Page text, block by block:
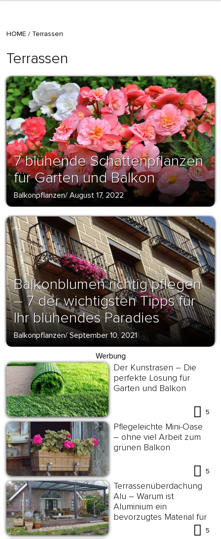
HOME / Terrassen
Terrassen
7 blühende Schattenpflanzen
für Garten und Balkon
Balkonpflanzen/ August 17, 2022
Balkonblumen richtig pflegen
– 7 der wichtigsten Tipps für
Ihr blühendes Paradies
Balkonpflanzen/September 10, 2021
Werbung
Der Kunstrasen – Die
perfekte Lösung für
Garten und Balkon
5
Pflegeleichte Mini-Oase
– ohne viel Arbeit zum
grünen Balkon
5
Terrassenüberdachung
Alu – Warum ist
Aluminium ein
bevorzugtes Material für
5